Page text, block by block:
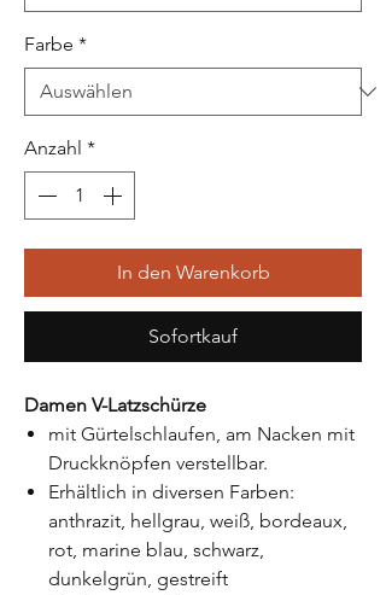
Farbe *
Anzahl *
In den Warenkorb
Sofortkauf
Damen V-Latzschürze
mit Gürtelschlaufen, am Nacken mit
Druckknöpfen verstellbar.
Erhältlich in diversen Farben:
anthrazit, hellgrau, weiß, bordeaux,
rot, marine blau, schwarz,
dunkelgrün, gestreift